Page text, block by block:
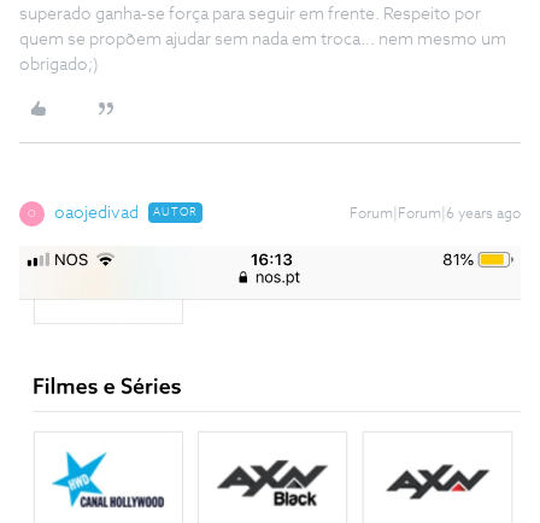
superado ganha-se força para seguir em frente. Respeito por
quem se propõem ajudar sem nada em troca... nem mesmo um
obrigado;)
O oaojedivad AUTOR Forum|Forum|6 years ago